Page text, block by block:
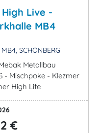
Live -
MB4
SCHÖNBERG
Metallbau
- Mischpoke - Klezmer
High Life
€